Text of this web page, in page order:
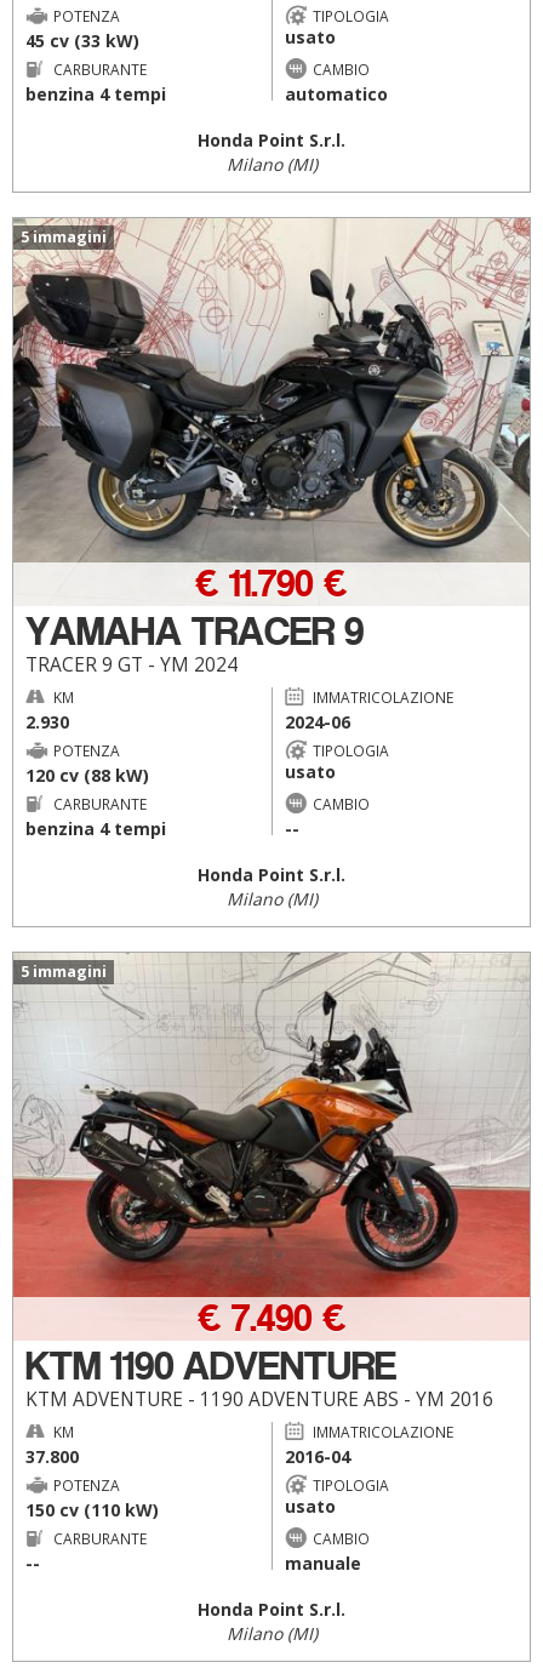
POTENZA
45 cv (33 kW)
TIPOLOGIA
usato
CARBURANTE
benzina 4 tempi
CAMBIO
automatico
Honda Point S.r.l.
Milano (MI)
5 immagini
YAMAHA TRACER 9
TRACER 9 GT - YM 2024
€ 11.790 €
KM
2.930
IMMATRICOLAZIONE
2024-06
POTENZA
120 cv (88 kW)
TIPOLOGIA
usato
CARBURANTE
benzina 4 tempi
CAMBIO
--
Honda Point S.r.l.
Milano (MI)
5 immagini
KTM 1190 ADVENTURE
KTM ADVENTURE - 1190 ADVENTURE ABS - YM 2016
€ 7.490 €
KM
37.800
IMMATRICOLAZIONE
2016-04
POTENZA
150 cv (110 kW)
TIPOLOGIA
usato
CARBURANTE
--
CAMBIO
manuale
Honda Point S.r.l.
Milano (MI)